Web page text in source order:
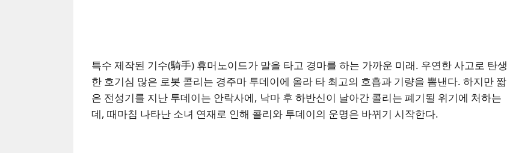
특수 제작된 기수(騎手) 휴머노이드가 말을 타고 경마를 하는 가까운 미래. 우연한 사고로 탄생
한 호기심 많은 로봇 콜리는 경주마 투데이에 올라 타 최고의 호흡과 기량을 뽐낸다. 하지만 짧
은 전성기를 지난 투데이는 안락사에, 낙마 후 하반신이 날아간 콜리는 폐기될 위기에 처하는
데, 때마침 나타난 소녀 연재로 인해 콜리와 투데이의 운명은 바뀌기 시작한다.